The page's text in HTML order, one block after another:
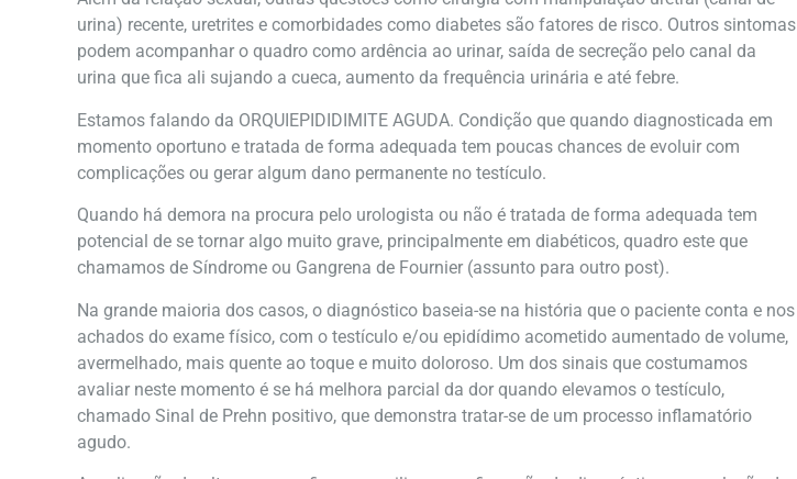
urina) recente, uretrites e comorbidades como diabetes são fatores de risco. Outros sintomas
podem acompanhar o quadro como ardência ao urinar, saída de secreção pelo canal da
urina que fica ali sujando a cueca, aumento da frequência urinária e até febre.
Estamos falando da ORQUIEPIDIDIMITE AGUDA. Condição que quando diagnosticada em
momento oportuno e tratada de forma adequada tem poucas chances de evoluir com
complicações ou gerar algum dano permanente no testículo.
Quando há demora na procura pelo urologista ou não é tratada de forma adequada tem
potencial de se tornar algo muito grave, principalmente em diabéticos, quadro este que
chamamos de Síndrome ou Gangrena de Fournier (assunto para outro post).
Na grande maioria dos casos, o diagnóstico baseia-se na história que o paciente conta e nos
achados do exame físico, com o testículo e/ou epidídimo acometido aumentado de volume,
avermelhado, mais quente ao toque e muito doloroso. Um dos sinais que costumamos
avaliar neste momento é se há melhora parcial da dor quando elevamos o testículo,
chamado Sinal de Prehn positivo, que demonstra tratar-se de um processo inflamatório
agudo.